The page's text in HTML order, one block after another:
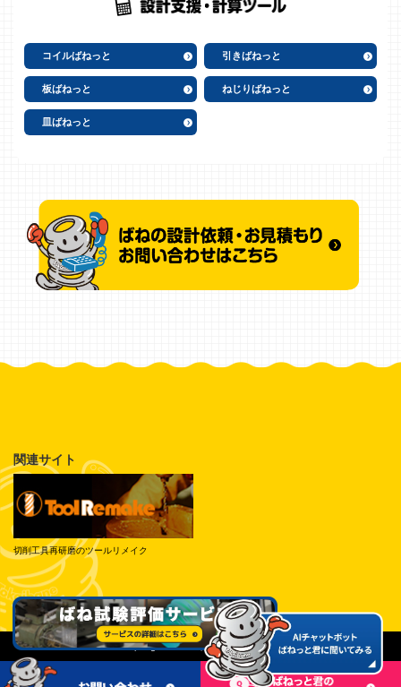
コイルばねっと 引きばねっと
板ばねっと ねじりばねっと
皿ばねっと
関連サイト
切削工具再研磨のツールリメイク
© Tokai Spring Industries, Inc. All Rights Reserved.